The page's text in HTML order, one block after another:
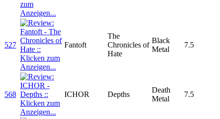
527 Fantoft
The
Chronicles of
Hate
Black
Metal
7.5
568 ICHOR Depths
Death
Metal
7.5